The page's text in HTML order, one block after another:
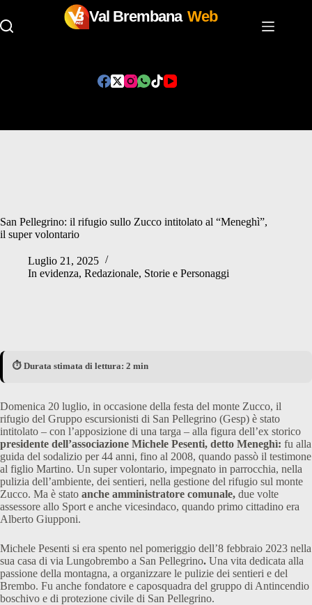
Val Brembana Web
San Pellegrino: il rifugio sullo Zucco intitolato al “Meneghì”,
il super volontario
Luglio 21, 2025
In evidenza, Redazionale, Storie e Personaggi
⏱️ Durata stimata di lettura: 2 min
Domenica 20 luglio, in occasione della festa del monte Zucco, il
rifugio del Gruppo escursionisti di San Pellegrino (Gesp) è stato
intitolato – con l’apposizione di una targa – alla figura dell’ex storico
presidente dell’associazione Michele Pesenti, detto Meneghì: fu alla
guida del sodalizio per 44 anni, fino al 2008, quando passò il testimone
al figlio Martino. Un super volontario, impegnato in parrocchia, nella
pulizia dell’ambiente, dei sentieri, nella gestione del rifugio sul monte
Zucco. Ma è stato anche amministratore comunale, due volte
assessore allo Sport e anche vicesindaco, quando primo cittadino era
Alberto Giupponi.
Michele Pesenti si era spento nel pomeriggio dell’8 febbraio 2023 nella
sua casa di via Lungobrembo a San Pellegrino. Una vita dedicata alla
passione della montagna, a organizzare le pulizie dei sentieri e del
Brembo. Fu anche fondatore e caposquadra del gruppo di Antincendio
boschivo e di protezione civile di San Pellegrino.